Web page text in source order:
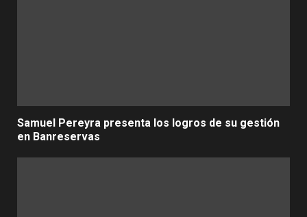
Samuel Pereyra presenta los logros de su gestión
en Banreservas